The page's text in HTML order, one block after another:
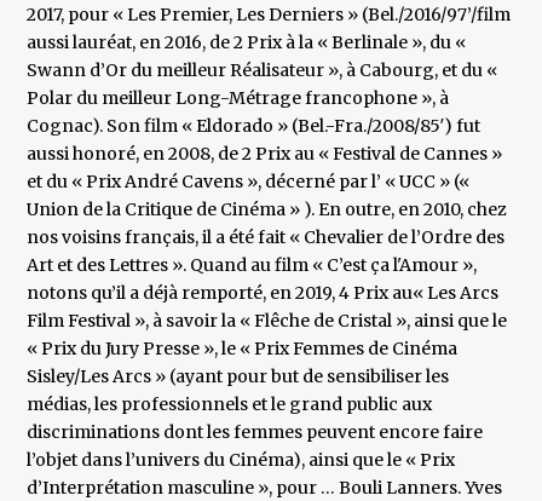
2017, pour « Les Premier, Les Derniers » (Bel./2016/97’/film
aussi lauréat, en 2016, de 2 Prix à la « Berlinale », du «
Swann d’Or du meilleur Réalisateur », à Cabourg, et du «
Polar du meilleur Long-Métrage francophone », à
Cognac). Son film « Eldorado » (Bel.-Fra./2008/85′) fut
aussi honoré, en 2008, de 2 Prix au « Festival de Cannes »
et du « Prix André Cavens », décerné par l’ « UCC » («
Union de la Critique de Cinéma » ). En outre, en 2010, chez
nos voisins français, il a été fait « Chevalier de l’Ordre des
Art et des Lettres ». Quand au film « C’est ça l'Amour »,
notons qu’il a déjà remporté, en 2019, 4 Prix au« Les Arcs
Film Festival », à savoir la « Flêche de Cristal », ainsi que le
« Prix du Jury Presse », le « Prix Femmes de Cinéma
Sisley/Les Arcs » (ayant pour but de sensibiliser les
médias, les professionnels et le grand public aux
discriminations dont les femmes peuvent encore faire
l’objet dans l’univers du Cinéma), ainsi que le « Prix
d’Interprétation masculine », pour … Bouli Lanners. Yves